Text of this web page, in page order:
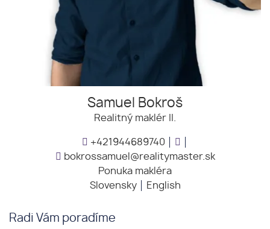
Samuel Bokroš
Realitný maklér II.
+421944689740
bokrossamuel@realitymaster.sk
Ponuka makléra
Slovensky
English
Radi Vám poradíme